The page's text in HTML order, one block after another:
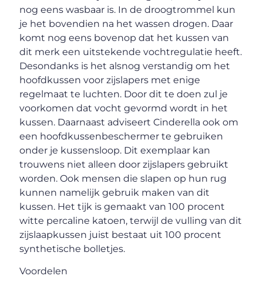
nog eens wasbaar is. In de droogtrommel kun
je het bovendien na het wassen drogen. Daar
komt nog eens bovenop dat het kussen van
dit merk een uitstekende vochtregulatie heeft.
Desondanks is het alsnog verstandig om het
hoofdkussen voor zijslapers met enige
regelmaat te luchten. Door dit te doen zul je
voorkomen dat vocht gevormd wordt in het
kussen. Daarnaast adviseert Cinderella ook om
een hoofdkussenbeschermer te gebruiken
onder je kussensloop. Dit exemplaar kan
trouwens niet alleen door zijslapers gebruikt
worden. Ook mensen die slapen op hun rug
kunnen namelijk gebruik maken van dit
kussen. Het tijk is gemaakt van 100 procent
witte percaline katoen, terwijl de vulling van dit
zijslaapkussen juist bestaat uit 100 procent
synthetische bolletjes.
Voordelen